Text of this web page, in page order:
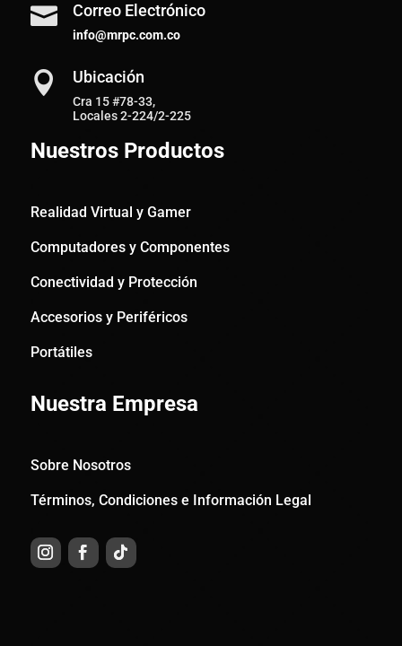
 Correo Electrónico
info@mrpc.com.co
 Ubicación
Cra 15 #78-33,
Locales 2-224/2-225
Nuestros Productos
Realidad Virtual y Gamer
Computadores y Componentes
Conectividad y Protección
Accesorios y Periféricos
Portátiles
Nuestra Empresa
Sobre Nosotros
Términos, Condiciones e Información Legal